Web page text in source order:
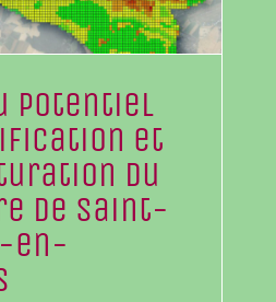
potentiel
et
du
de Saint-
en-